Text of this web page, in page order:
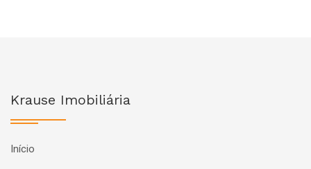
Krause Imobiliária
Início